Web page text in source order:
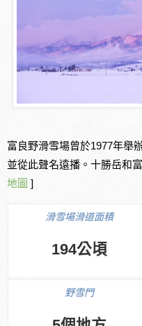
富良野滑雪場曾於1977年舉
並從此聲名遠播。十勝岳和
地圖 ]
滑雪場滑道面積
194公頃
野雪門